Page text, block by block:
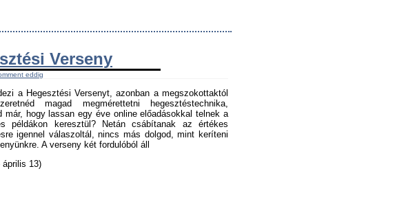
Verseny
eddig
a Hegesztési Versenyt, azonban a megszokottaktól
magad megmérettetni hegesztéstechnika,
már, hogy lassan egy éve online előadásokkal telnek a
példákon keresztül? Netán csábítanak az értékes
igennel válaszoltál, nincs más dolgod, mint keríteni
A verseny két fordulóból áll
április 13)